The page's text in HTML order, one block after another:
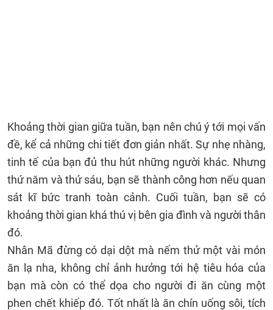
Khoảng thời gian giữa tuần, bạn nên chú ý tới mọi vấn
đề, kể cả những chi tiết đơn giản nhất. Sự nhẹ nhàng,
tinh tế của bạn đủ thu hút những người khác. Nhưng
thứ năm và thứ sáu, bạn sẽ thành công hơn nếu quan
sát kĩ bức tranh toàn cảnh. Cuối tuần, bạn sẽ có
khoảng thời gian khá thú vị bên gia đình và người thân
đó.
Nhân Mã đừng có dại dột mà nếm thử một vài món
ăn lạ nha, không chỉ ảnh hưởng tới hệ tiêu hóa của
bạn mà còn có thể dọa cho người đi ăn cùng một
phen chết khiếp đó. Tốt nhất là ăn chín uống sôi, tích